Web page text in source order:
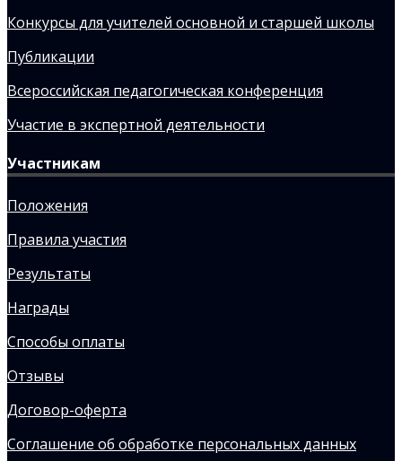
Конкурсы для учителей основной и старшей школы
Публикации
Всероссийская педагогическая конференция
Участие в экспертной деятельности
Участникам
Положения
Правила участия
Результаты
Награды
Способы оплаты
Отзывы
Договор-оферта
Соглашение об обработке персональных данных